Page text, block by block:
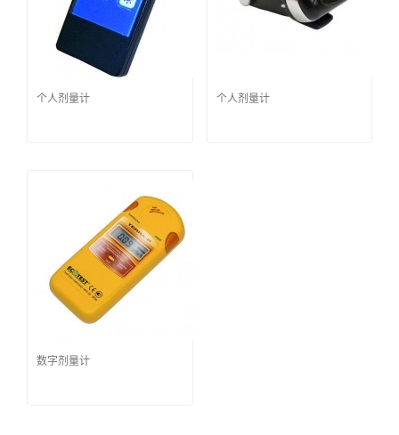
个人剂量计 个人剂量计
数字剂量计